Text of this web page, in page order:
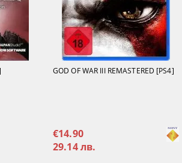
GOD OF WAR III REMASTERED [PS4]
€14.90
29.14 лв.